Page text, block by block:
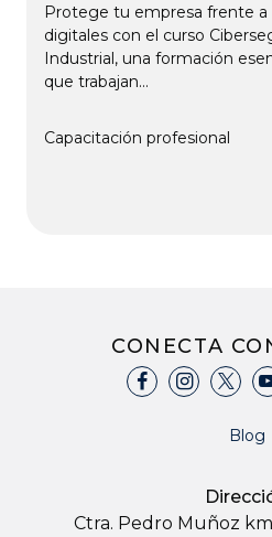
Protege tu empresa frente a
digitales con el curso
Industrial, una formación
que trabajan...
Capacitación profesional
CONECTA
Blog
Ctra. Pedro Muñoz